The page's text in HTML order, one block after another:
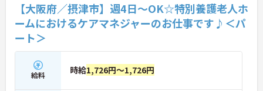
【大阪府／摂津市】週4日～OK☆特別養護老人ホ
ームにおけるケアマネジャーのお仕事です♪＜パ
ート＞
給料 時給1,726円～1,726円